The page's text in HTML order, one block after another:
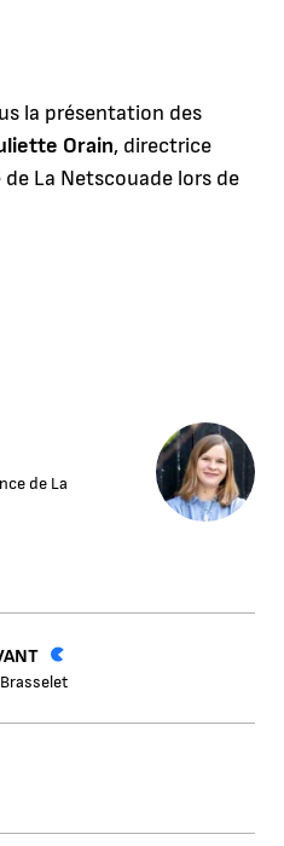
la présentation des
Orain, directrice
La Netscouade lors de
de La